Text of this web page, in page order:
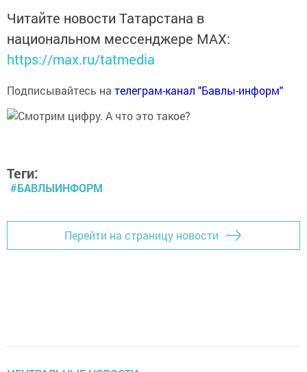
Читайте новости Татарстана в
национальном мессенджере MАХ:
https://max.ru/tatmedia
Подписывайтесь на телеграм-канал "Бавлы-информ"
Теги:
#БАВЛЫИНФОРМ
Перейти на страницу новости